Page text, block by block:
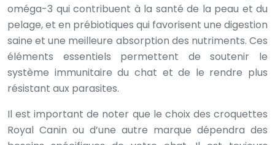
oméga-3 qui contribuent à la santé de la peau et du
pelage, et en prébiotiques qui favorisent une digestion
saine et une meilleure absorption des nutriments. Ces
éléments essentiels permettent de soutenir le
système immunitaire du chat et de le rendre plus
résistant aux parasites.
Il est important de noter que le choix des croquettes
Royal Canin ou d’une autre marque dépendra des